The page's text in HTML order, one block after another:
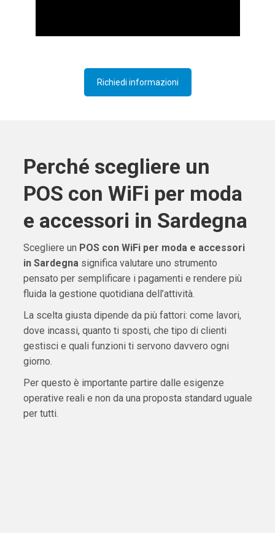
Richiedi informazioni
Perché scegliere un
POS con WiFi per moda
e accessori in Sardegna
Scegliere un POS con WiFi per moda e accessori
in Sardegna significa valutare uno strumento
pensato per semplificare i pagamenti e rendere più
fluida la gestione quotidiana dell’attività.
La scelta giusta dipende da più fattori: come lavori,
dove incassi, quanto ti sposti, che tipo di clienti
gestisci e quali funzioni ti servono davvero ogni
giorno.
Per questo è importante partire dalle esigenze
operative reali e non da una proposta standard uguale
per tutti.